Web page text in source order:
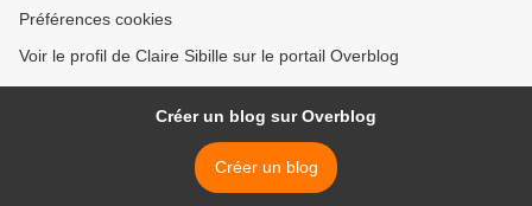
Préférences cookies
Voir le profil de Claire Sibille sur le portail Overblog
Créer un blog sur Overblog
Créer un blog